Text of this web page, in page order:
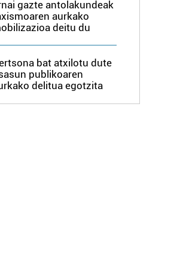
gazte antolakundeak
aurkako
deitu du
bat atxilotu dute
publikoaren
delitua egotzita